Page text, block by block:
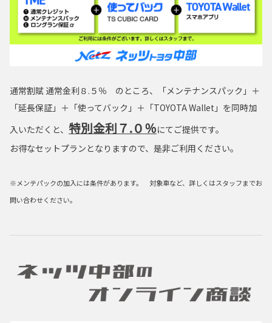
通常割賦 通常金利８.５％ のところ、「メンテナンスパック」＋
「延長保証」＋「使ってバック」＋「TOYOTA Wallet」を同時加
入いただくと、 特別金利７.０％にてご提供です。
お得なセットプランとなりますので、是非ご利用ください。
※メンテパックの加入には条件があります。 対象車など、詳しくはスタッフまでお
問い合わせください。